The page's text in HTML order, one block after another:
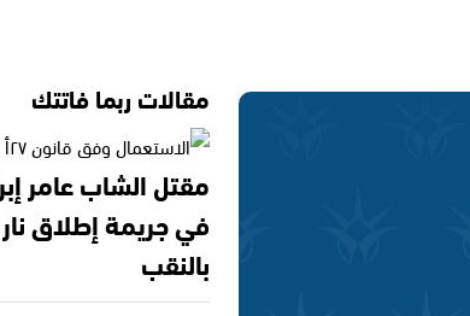
مقالات ربما فاتتك
مقتل الشاب عامر
في جريمة إطلاق
بالنقب